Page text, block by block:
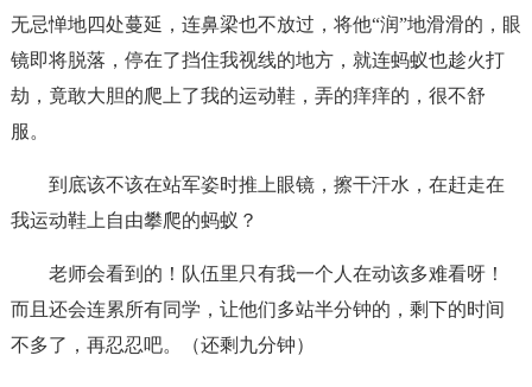
无忌惮地四处蔓延，连鼻梁也不放过，将他“润”地滑滑的，眼
镜即将脱落，停在了挡住我视线的地方，就连蚂蚁也趁火打
劫，竟敢大胆的爬上了我的运动鞋，弄的痒痒的，很不舒
服。
到底该不该在站军姿时推上眼镜，擦干汗水，在赶走在
我运动鞋上自由攀爬的蚂蚁？
老师会看到的！队伍里只有我一个人在动该多难看呀！
而且还会连累所有同学，让他们多站半分钟的，剩下的时间
不多了，再忍忍吧。（还剩九分钟）